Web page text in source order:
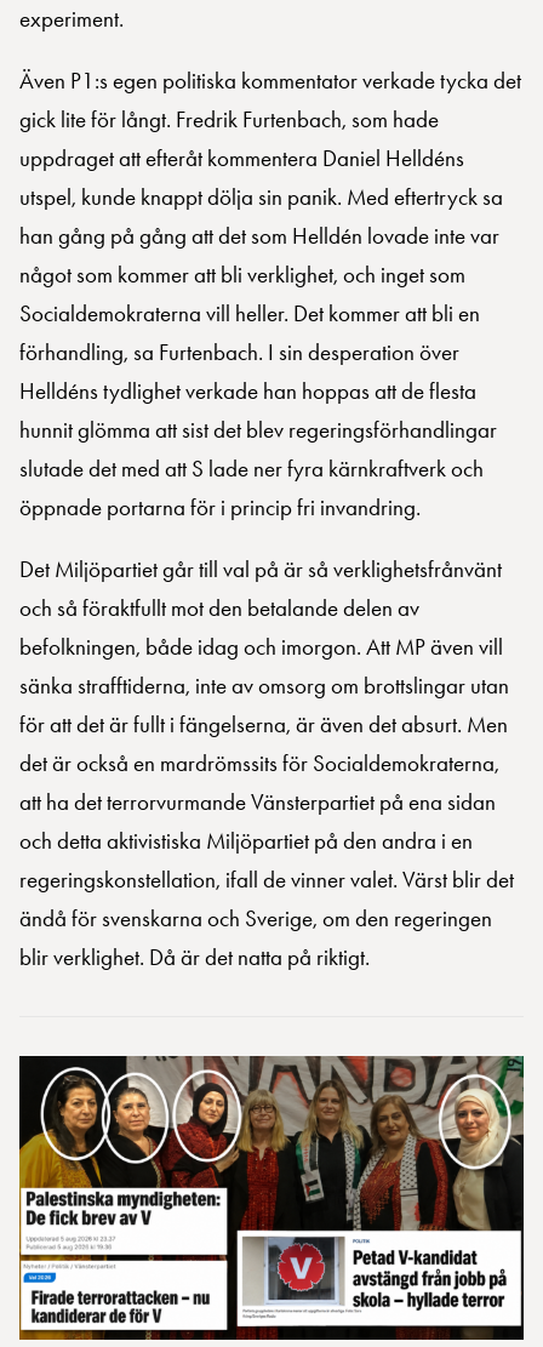
experiment.
Även P1:s egen politiska kommentator verkade tycka det
gick lite för långt. Fredrik Furtenbach, som hade
uppdraget att efteråt kommentera Daniel Helldéns
utspel, kunde knappt dölja sin panik. Med eftertryck sa
han gång på gång att det som Helldén lovade inte var
något som kommer att bli verklighet, och inget som
Socialdemokraterna vill heller. Det kommer att bli en
förhandling, sa Furtenbach. I sin desperation över
Helldéns tydlighet verkade han hoppas att de flesta
hunnit glömma att sist det blev regeringsförhandlingar
slutade det med att S lade ner fyra kärnkraftverk och
öppnade portarna för i princip fri invandring.
Det Miljöpartiet går till val på är så verklighetsfrånvänt
och så föraktfullt mot den betalande delen av
befolkningen, både idag och imorgon. Att MP även vill
sänka strafftiderna, inte av omsorg om brottslingar utan
för att det är fullt i fängelserna, är även det absurt. Men
det är också en mardrömssits för Socialdemokraterna,
att ha det terrorvurmande Vänsterpartiet på ena sidan
och detta aktivistiska Miljöpartiet på den andra i en
regeringskonstellation, ifall de vinner valet. Värst blir det
ändå för svenskarna och Sverige, om den regeringen
blir verklighet. Då är det natta på riktigt.